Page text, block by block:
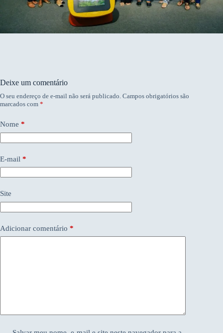
Deixe um comentário
O seu endereço de e-mail não será publicado. Campos obrigatórios são
marcados com *
Nome *
E-mail *
Site
Adicionar comentário *